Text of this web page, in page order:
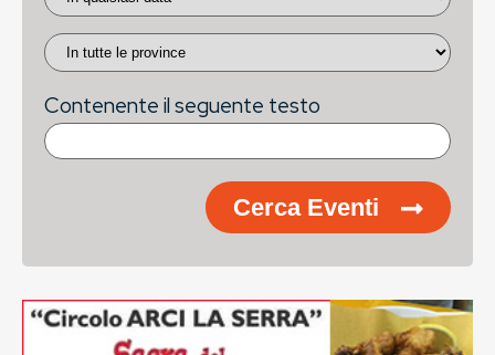
Contenente il seguente testo
Cerca Eventi